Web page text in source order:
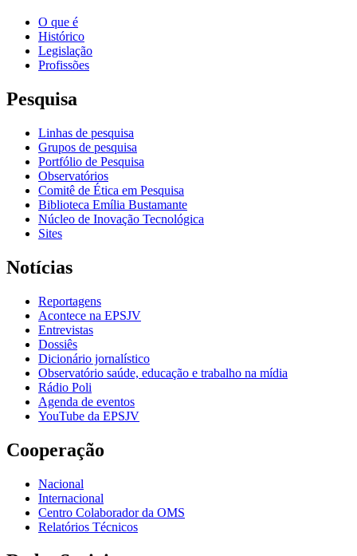
O que é
Histórico
Legislação
Profissões
Pesquisa
Linhas de pesquisa
Grupos de pesquisa
Portfólio de Pesquisa
Observatórios
Comitê de Ética em Pesquisa
Biblioteca Emília Bustamante
Núcleo de Inovação Tecnológica
Sites
Notícias
Reportagens
Acontece na EPSJV
Entrevistas
Dossiês
Dicionário jornalístico
Observatório saúde, educação e trabalho na mídia
Rádio Poli
Agenda de eventos
YouTube da EPSJV
Cooperação
Nacional
Internacional
Centro Colaborador da OMS
Relatórios Técnicos